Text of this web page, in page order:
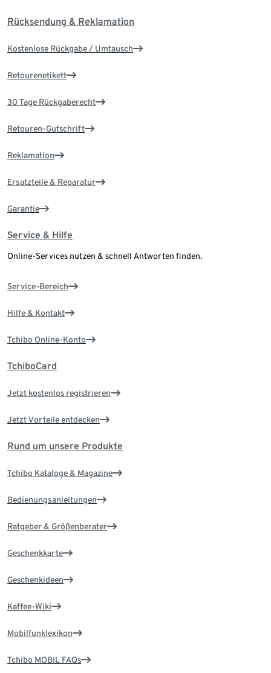
Rücksendung & Reklamation
Kostenlose Rückgabe / Umtausch
Retourenetikett
30 Tage Rückgaberecht
Retouren-Gutschrift
Reklamation
Ersatzteile & Reparatur
Garantie
Service & Hilfe
Online-Services nutzen & schnell Antworten finden.
Service-Bereich
Hilfe & Kontakt
Tchibo Online-Konto
TchiboCard
Jetzt kostenlos registrieren
Jetzt Vorteile entdecken
Rund um unsere Produkte
Tchibo Kataloge & Magazine
Bedienungsanleitungen
Ratgeber & Größenberater
Geschenkkarte
Geschenkideen
Kaffee-Wiki
Mobilfunklexikon
Tchibo MOBIL FAQs